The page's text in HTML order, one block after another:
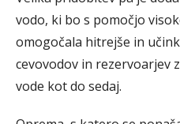
vodo, ki bo s pomočjo
omogočala hitrejše in
cevovodov in rezervoarjev
vode kot do sedaj.